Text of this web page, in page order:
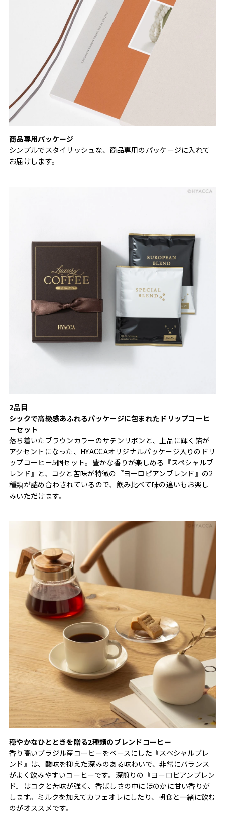
商品専用パッケージ
シンプルでスタイリッシュな、商品専用のパッケージに入れて
お届けします。
2品目
シックで高級感あふれるパッケージに包まれたドリップコーヒ
ーセット
落ち着いたブラウンカラーのサテンリボンと、上品に輝く箔が
アクセントになった、HYACCAオリジナルパッケージ入りのドリ
ップコーヒー5個セット。豊かな香りが楽しめる『スペシャルブ
レンド』と、コクと苦味が特徴の『ヨーロピアンブレンド』の2
種類が詰め合わされているので、飲み比べて味の違いもお楽し
みいただけます。
穏やかなひとときを贈る2種類のブレンドコーヒー
香り高いブラジル産コーヒーをベースにした『スペシャルブレ
ンド』は、酸味を抑えた深みのある味わいで、非常にバランス
がよく飲みやすいコーヒーです。深煎りの『ヨーロピアンブレン
ド』はコクと苦味が強く、香ばしさの中にほのかに甘い香りが
します。ミルクを加えてカフェオレにしたり、朝食と一緒に飲む
のがオススメです。